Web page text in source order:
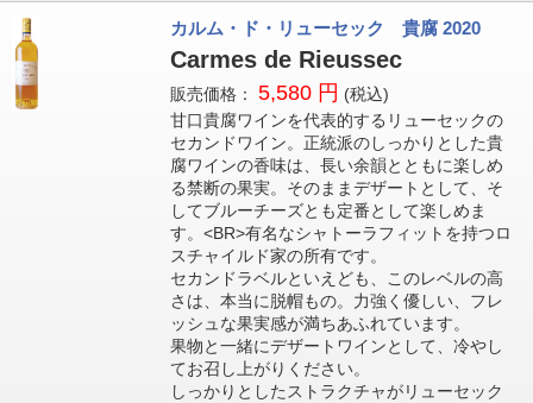
カルム・ド・リューセック 貴腐 2020
Carmes de Rieussec
販売価格： 5,580 円 (税込)
甘口貴腐ワインを代表的するリューセックの
セカンドワイン。正統派のしっかりとした貴
腐ワインの香味は、長い余韻とともに楽しめ
る禁断の果実。そのままデザートとして、そ
してブルーチーズとも定番として楽しめま
す。<BR>有名なシャトーラフィットを持つロ
スチャイルド家の所有です。
セカンドラベルといえども、このレベルの高
さは、本当に脱帽もの。力強く優しい、フレ
ッシュな果実感が満ちあふれています。
果物と一緒にデザートワインとして、冷やし
てお召し上がりください。
しっかりとしたストラクチャがリューセック